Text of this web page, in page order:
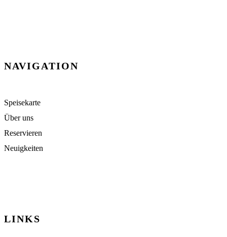
NAVIGATION
Speisekarte
Über uns
Reservieren
Neuigkeiten
LINKS